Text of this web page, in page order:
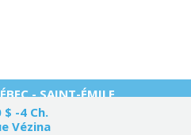
- SAINT-ÉMILE
$ -4 Ch.
Vézina